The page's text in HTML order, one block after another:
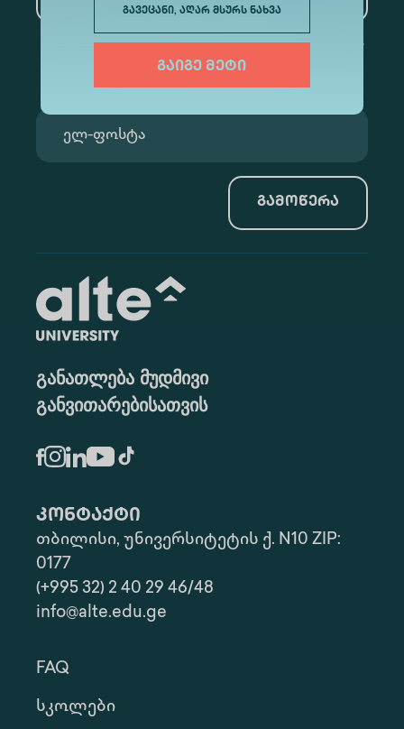
გავეცანი, აღარ მსურს ნახვა
გაიგე მეტი
გამოწერა
განათლება მუდმივი
განვითარებისათვის
კონტაქტი
თბილისი, უნივერსიტეტის ქ. N10 ZIP:
0177
(+995 32) 2 40 29 46/48
info@alte.edu.ge
FAQ
Სკოლები